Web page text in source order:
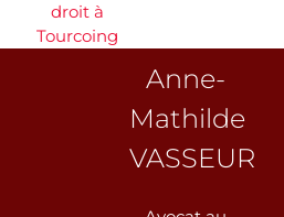
droit à
Tourcoing
Anne-
Mathilde
VASSEUR